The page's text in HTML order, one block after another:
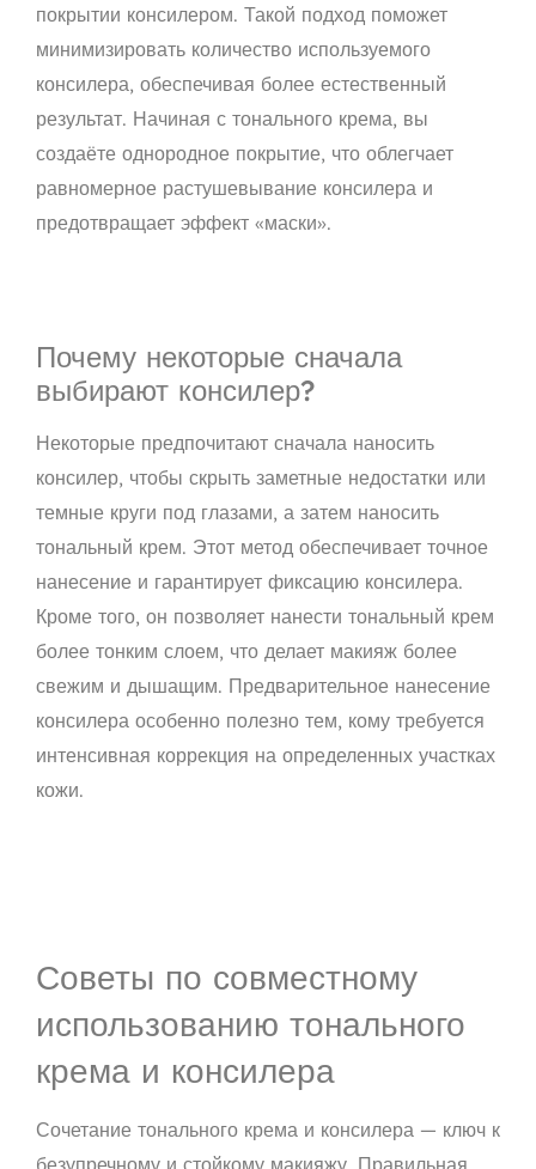
покрытии консилером. Такой подход поможет
минимизировать количество используемого
консилера, обеспечивая более естественный
результат. Начиная с тонального крема, вы
создаёте однородное покрытие, что облегчает
равномерное растушевывание консилера и
предотвращает эффект «маски».
Почему некоторые сначала
выбирают консилер?
Некоторые предпочитают сначала наносить
консилер, чтобы скрыть заметные недостатки или
темные круги под глазами, а затем наносить
тональный крем. Этот метод обеспечивает точное
нанесение и гарантирует фиксацию консилера.
Кроме того, он позволяет нанести тональный крем
более тонким слоем, что делает макияж более
свежим и дышащим. Предварительное нанесение
консилера особенно полезно тем, кому требуется
интенсивная коррекция на определенных участках
кожи.
Советы по совместному
использованию тонального
крема и консилера
Сочетание тонального крема и консилера — ключ к